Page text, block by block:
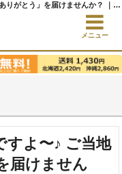
すよ〜♪ ご当地
届けません
【父の日ギフト】父の日ですよ〜♪ ご当地アイスで「ありがとう」を届けませんか？ ｜ 読み物 ｜アイスクリーム通販サイト｜アイスクリームギフト│全国にご当地アイスをお届け - やまざと.com
メニュー